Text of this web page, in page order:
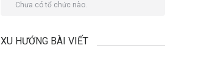
Chưa có tổ chức nào.
XU HƯỚNG BÀI VIẾT